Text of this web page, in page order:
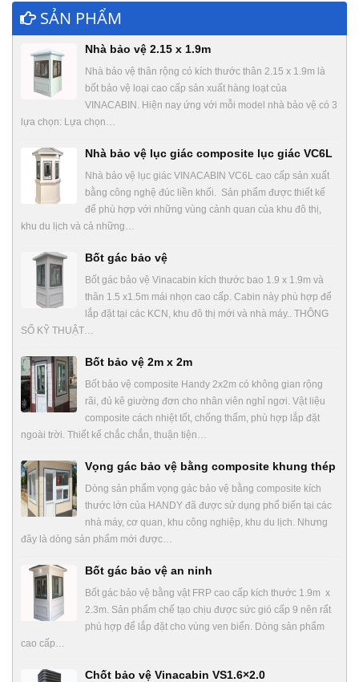
SẢN PHẨM
Nhà bảo vệ 2.15 x 1.9m
Nhà bảo vệ thân rộng có kích thước thân 2.15 x 1.9m là
bốt bảo vệ loại cao cấp sản xuất hàng loạt của
VINACABIN. Hiện nay ứng với mỗi model nhà bảo vệ có 3
lựa chọn: Lựa chọn…
Nhà bảo vệ lục giác composite lục giác VC6L
Nhà bảo vệ lục giác VINACABIN VC6L cao cấp sản xuất
bằng công nghệ đúc liền khối. Sản phẩm được thiết kế
để phù hợp với những vùng cảnh quan của khu đô thị,
khu du lịch và cả những…
Bốt gác bảo vệ
Bốt gác bảo vệ Vinacabin kích thước bao 1.9 x 1.9m và
thân 1.5 x1.5m mái nhọn cao cấp. Cabin này phù hợp để
lắp đặt tại các KCN, khu đô thị mới và nhà máy.. THÔNG
SỐ KỸ THUẬT…
Bốt bảo vệ 2m x 2m
Bốt bảo vệ composite Handy 2x2m có không gian rộng
rãi, đủ kê giường đơn cho nhân viên nghỉ ngơi. Vật liệu
composite cách nhiệt tốt, chống thấm, phù hợp lắp đặt
ngoài trời. Thiết kế chắc chắn, thuận tiện…
Vọng gác bảo vệ bằng composite khung thép
Dòng sản phẩm vọng gác bảo vệ bằng composite kích
thước lớn của HANDY đã được sử dụng phổ biến tại các
nhà máy, cơ quan, khu công nghiệp, khu du lịch. Nhưng
đây là dòng sản phẩm mới được…
Bốt gác bảo vệ an ninh
Bốt gác bảo vệ bằng vật FRP cao cấp kích thước 1.9m x
2.3m. Sản phẩm chế tạo chịu được sức gió cấp 9 nên rất
phù hợp để lắp đặt cho vùng ven biển. Dòng sản phẩm
cao cấp…
Chốt bảo vệ Vinacabin VS1.6×2.0